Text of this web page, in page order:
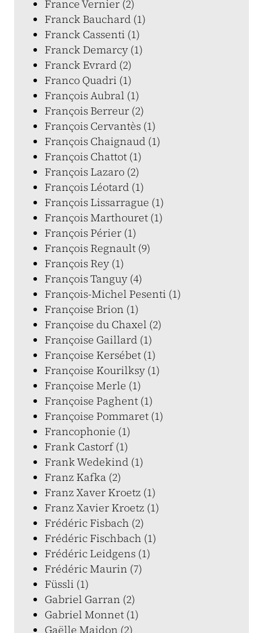
France Vernier (2)
Franck Bauchard (1)
Franck Cassenti (1)
Franck Demarcy (1)
Franck Evrard (2)
Franco Quadri (1)
François Aubral (1)
François Berreur (2)
François Cervantès (1)
François Chaignaud (1)
François Chattot (1)
François Lazaro (2)
François Léotard (1)
François Lissarrague (1)
François Marthouret (1)
François Périer (1)
François Regnault (9)
François Rey (1)
François Tanguy (4)
François-Michel Pesenti (1)
Françoise Brion (1)
Françoise du Chaxel (2)
Françoise Gaillard (1)
Françoise Kersébet (1)
Françoise Kourilksy (1)
Françoise Merle (1)
Françoise Paghent (1)
Françoise Pommaret (1)
Francophonie (1)
Frank Castorf (1)
Frank Wedekind (1)
Franz Kafka (2)
Franz Xaver Kroetz (1)
Franz Xavier Kroetz (1)
Frédéric Fisbach (2)
Frédéric Fischbach (1)
Frédéric Leidgens (1)
Frédéric Maurin (7)
Füssli (1)
Gabriel Garran (2)
Gabriel Monnet (1)
Gaëlle Maidon (2)